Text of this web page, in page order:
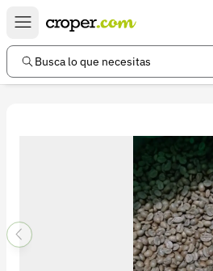
Busca lo que necesitas
Enlaces de interés
Preguntas frecuentes
Política de devoluciones
Política de privacidad